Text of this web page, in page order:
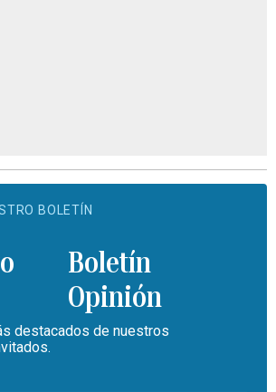
BOLETÍN
Boletín
Opinión
destacados de nuestros